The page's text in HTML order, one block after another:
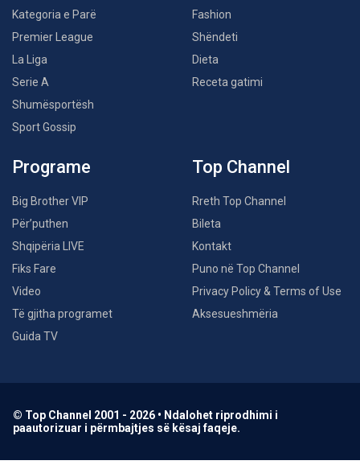
Kategoria e Parë
Premier League
La Liga
Serie A
Shumësportësh
Sport Gossip
Fashion
Shëndeti
Dieta
Receta gatimi
Programe
Big Brother VIP
Për’puthen
Shqipëria LIVE
Fiks Fare
Video
Të gjitha programet
Guida TV
Top Channel
Rreth Top Channel
Bileta
Kontakt
Puno në Top Channel
Privacy Policy & Terms of Use
Aksesueshmëria
© Top Channel 2001 - 2026 • Ndalohet riprodhimi i
paautorizuar i përmbajtjes së kësaj faqeje.